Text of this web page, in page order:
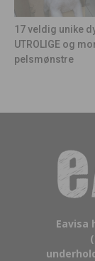
17 veldig unike
UTROLIGE og
pelsmønstre
Eavisa